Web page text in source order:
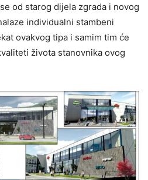
od starog dijela zgrada i novog
individualni stambeni
ovakvog tipa i samim tim će
života stanovnika ovog